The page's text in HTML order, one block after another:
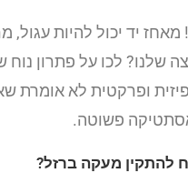
יד יכול להיות עגול,
שלנו? לכו על פתרון נוח
ופרקטית לא אומרת
פשוטה.
להתקין מעקה ברזל?